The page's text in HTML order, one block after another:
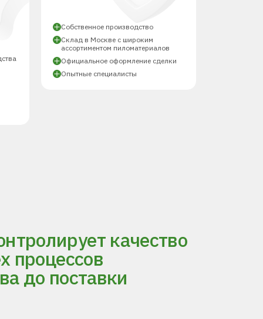
Собственное производство
Склад в Москве с широким
ассортиментом пиломатериалов
Официальное оформление сделки
Опытные специалисты
качество
процессов
до поставки